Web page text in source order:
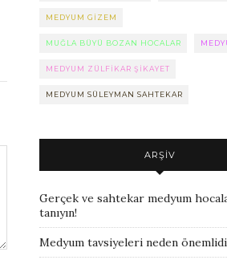
MEDYUM GIZEM
MUĞLA BÜYÜ BOZAN HOCALAR
MEDYUM ZÜLFIKAR ŞIKAYET
MEDYUM SÜLEYMAN SAHTEKAR
ARŞIV
Gerçek ve sahtekar medyum
tanıyın!
Medyum tavsiyeleri neden